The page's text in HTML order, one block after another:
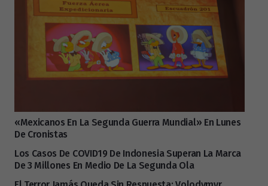
«Mexicanos En La Segunda Guerra Mundial» En Lunes
De Cronistas
Los Casos De COVID19 De Indonesia Superan La Marca
De 3 Millones En Medio De La Segunda Ola